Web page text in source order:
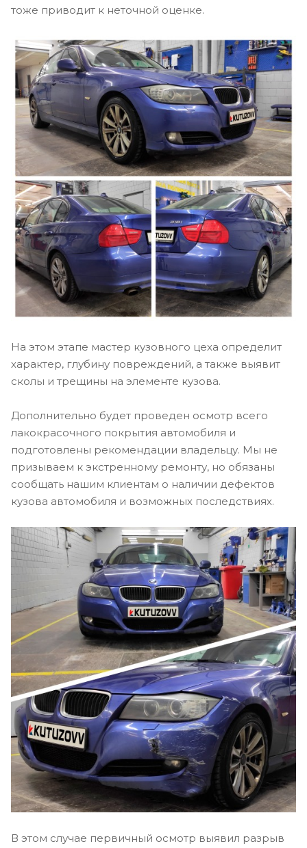
тоже приводит к неточной оценке.
На этом этапе мастер кузовного цеха определит
характер, глубину повреждений, а также выявит
сколы и трещины на элементе кузова.
Дополнительно будет проведен осмотр всего
лакокрасочного покрытия автомобиля и
подготовлены рекомендации владельцу. Мы не
призываем к экстренному ремонту, но обязаны
сообщать нашим клиентам о наличии дефектов
кузова автомобиля и возможных последствиях.
В этом случае первичный осмотр выявил разрыв